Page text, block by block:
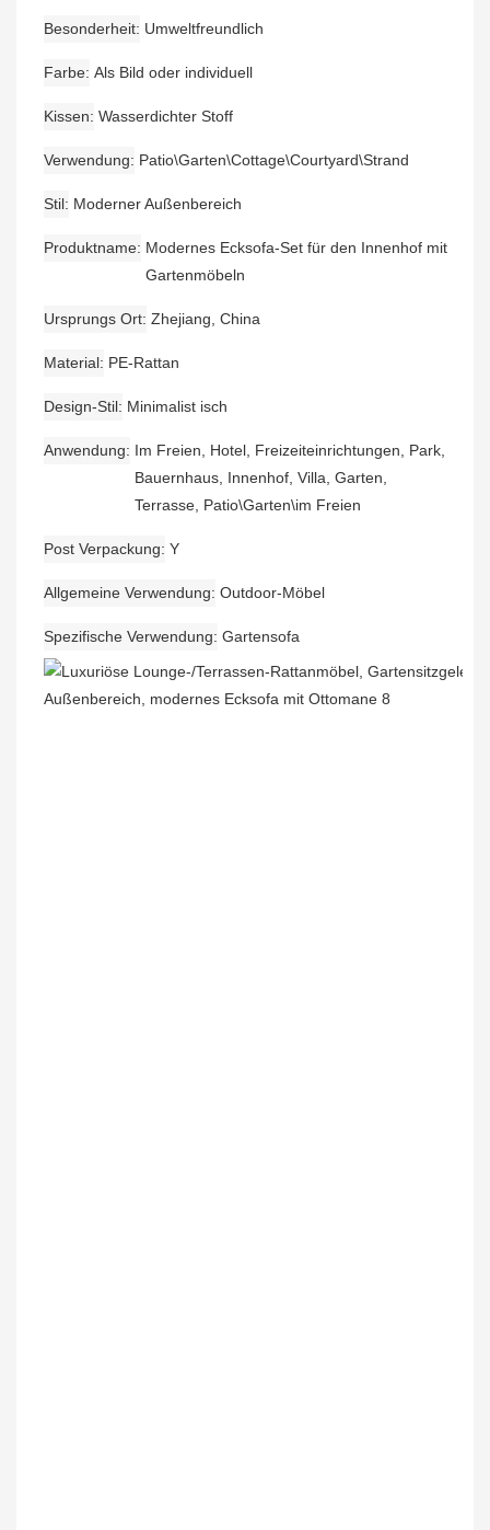
Besonderheit Umweltfreundlich
Farbe Als Bild oder individuell
Kissen Wasserdichter Stoff
Verwendung Patio\Garten\Cottage\Courtyard\Strand
Stil Moderner Außenbereich
Produktname Modernes Ecksofa-Set für den Innenhof mit
Gartenmöbeln
Ursprungs Ort Zhejiang, China
Material PE-Rattan
Design-Stil Minimalist isch
Anwendung
Im Freien, Hotel, Freizeiteinrichtungen, Park,
Bauernhaus, Innenhof, Villa, Garten,
Terrasse, Patio\Garten\im Freien
Post Verpackung Y
Allgemeine Verwendung Outdoor-Möbel
Spezifische Verwendung Gartensofa